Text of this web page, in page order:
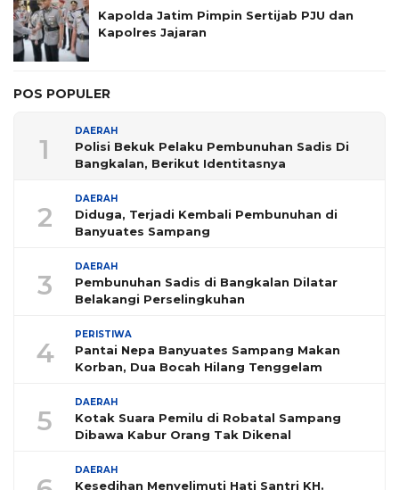
Kapolda Jatim Pimpin Sertijab PJU dan
Kapolres Jajaran
POS POPULER
1
DAERAH
Polisi Bekuk Pelaku Pembunuhan Sadis Di
Bangkalan, Berikut Identitasnya
2
DAERAH
Diduga, Terjadi Kembali Pembunuhan di
Banyuates Sampang
3
DAERAH
Pembunuhan Sadis di Bangkalan Dilatar
Belakangi Perselingkuhan
4
PERISTIWA
Pantai Nepa Banyuates Sampang Makan
Korban, Dua Bocah Hilang Tenggelam
5
DAERAH
Kotak Suara Pemilu di Robatal Sampang
Dibawa Kabur Orang Tak Dikenal
DAERAH
Kesedihan Menyelimuti Hati Santri KH.